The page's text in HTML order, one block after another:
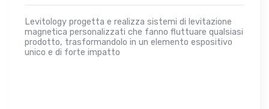
Levitology progetta e realizza sistemi di levitazione
magnetica personalizzati che fanno fluttuare qualsiasi
prodotto, trasformandolo in un elemento espositivo
unico e di forte impatto